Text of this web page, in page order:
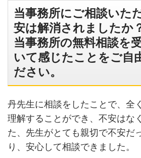
当事務所にご相談いた
安は解消されましたか
当事務所の無料相談を
いて感じたことをご自
ださい。
丹先生に相談をしたことで、全
理解することができ、不安はな
た、先生がとても親切で不安だ
り、安心して相談できました。